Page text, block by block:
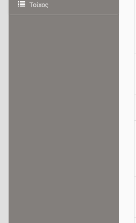
Τοίχος